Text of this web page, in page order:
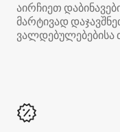
აირჩიეთ
მარტივად
ვალდებულებებისა